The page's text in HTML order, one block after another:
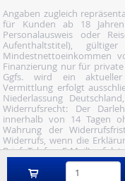
Angaben zugleich
für Kunden ab 18
Personalausweis oder
Aufenthaltstitel),
Mindestnettoeinkommen
Finanzierung nur für
Ggfs. wird ein aktueller
Vermittlung erfolgt
Niederlassung
Widerrufsrecht: Der
innerhalb von 14 Tagen
Wahrung der
Widerrufs, wenn die
Brief, Telefax, E-Mail)
S.A. Niederlassung
03/34 69 54-09;